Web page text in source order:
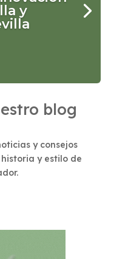
y
blog
y consejos
y estilo de